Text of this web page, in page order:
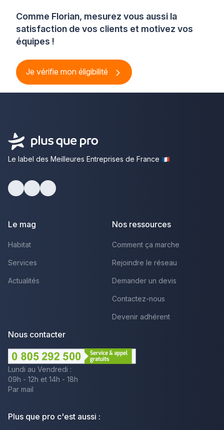
Comme Florian, mesurez vous aussi la
satisfaction de vos clients et motivez vos
équipes !
Je vérifie mon éligibilité
Le label des Meilleures Entreprises de France
Le mag
Habitat
Services
Actualités
Nos ressources
Comment ça marche
Rejoindre le réseau
Demander un devis
Contactez-nous
Devenir adhérent
Nous contacter
Lundi au Vendredi :
09h - 12h et 14h - 18h
Par mail
Plus que pro c'est aussi :